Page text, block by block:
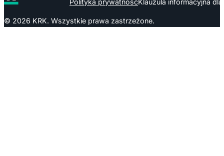
Polityka prywatnośćKlauzula informacyjna
© 2026 KRK. Wszystkie prawa zastrzeżone.